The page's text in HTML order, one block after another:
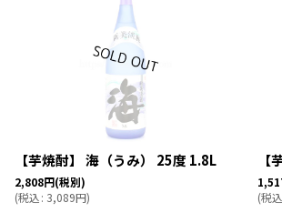
【芋焼酎】 海（うみ） 25度 1.8L
2,808円(税別)
(税込: 3,089円)
(税込